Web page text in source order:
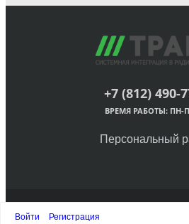
+7 (812) 490-
ВРЕМЯ РАБОТЫ: ПН-
Персональный
© ЗАО «Трактъ», 1998-2023
Войти Регистрация